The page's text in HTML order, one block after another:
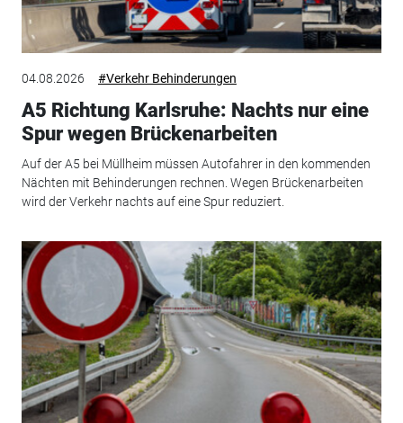
04.08.2026 #Verkehr Behinderungen
A5 Richtung Karlsruhe: Nachts nur eine
Spur wegen Brückenarbeiten
Auf der A5 bei Müllheim müssen Autofahrer in den kommenden
Nächten mit Behinderungen rechnen. Wegen Brückenarbeiten
wird der Verkehr nachts auf eine Spur reduziert.